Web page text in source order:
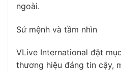
ngoài.
Sứ mệnh và tầm nhìn
VLive International đặt
thương hiệu đáng tin cậy,